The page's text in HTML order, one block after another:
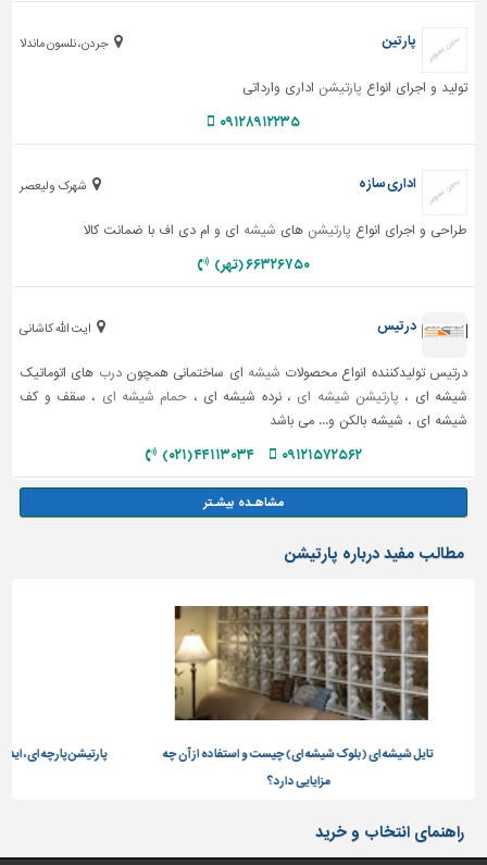
جردن، نلسون ماندلا پارتین
تولید و اجرای انواع پارتیشن اداری وارداتی
۰۹۱۲۸۹۱۲۲۳۵
شهرک ولیعصر اداری سازه
طراحی و اجرای انواع پارتیشن های شیشه ای و ام دی اف با ضمانت کالا
۶۶۳۲۶۷۵۰ (تهر)
ایت الله کاشانی درتیس
درتیس تولیدکننده انواع محصولات شیشه ای ساختمانی همچوندرب های اتوماتیک
شیشه ای ، پارتیشن شیشه ای ، نرده شیشه ای ، حمام شیشه ای ، سقف و کف
شیشه ای ، شیشه بالکن و... می باشد
۰۹۱۲۱۵۷۲۵۶۲ ۴۴۱۱۳۰۳۴ (۰۲۱)
مطالب مفید درباره پارتیشن
چیست و استفاده از آن چه
پارتیشن پارچه ای، ایده ای جذاب برای جدا سازی فضا های
راهنمای انتخاب و خرید